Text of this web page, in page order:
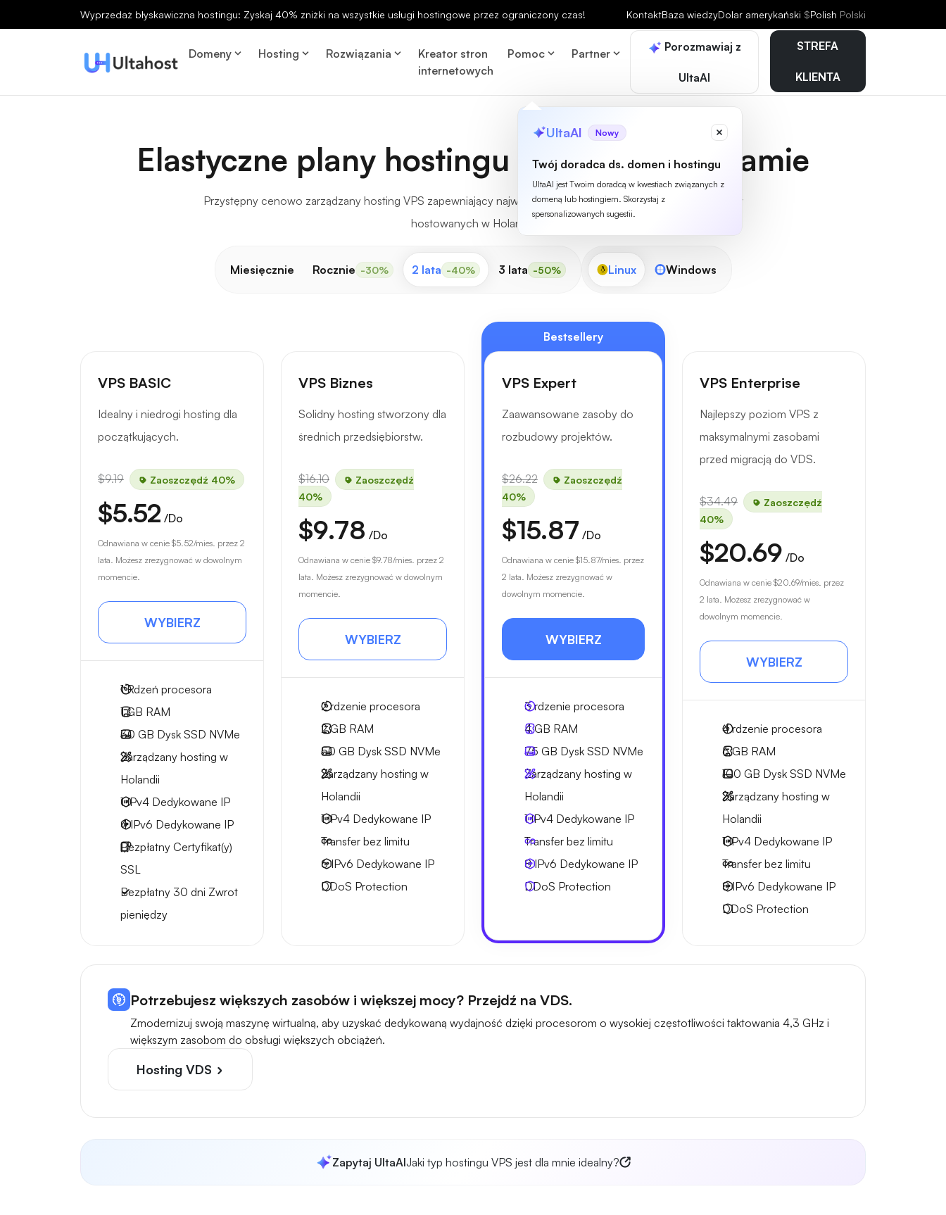
Wyprzedaż błyskawiczna hostingu: Zyskaj 40% zniżki na wszystkie usługi hostingowe przez ograniczony czas! KontaktBaza wiedzyDolar amerykański $Polish Polski
Domeny Hosting Rozwiązania
Kreator stron
internetowych
Pomoc Partner Porozmawiaj z
UltaAI
UltaAI Nowy
Twój doradca ds. domen i hostingu
UltaAI jest Twoim doradcą w kwestiach związanych z
domeną lub hostingiem. Skorzystaj z
spersonalizowanych sugestii.
STREFA
KLIENTA
Elastyczne plany hostingu VPS w Amsterdamie
Przystępny cenowo zarządzany hosting VPS zapewniający najwyższą niezawodność i szybkość dla projektów
hostowanych w Holandii.
Miesięcznie Rocznie -30% 2 lata -40% 3 lata -50% Linux Windows
VPS BASIC
Idealny i niedrogi hosting dla
początkujących.
$9.19 Zaoszczędź 40%
$5.52 /Do
Odnawiana w cenie $5.52/mies. przez 2
lata. Możesz zrezygnować w dowolnym
momencie.
WYBIERZ
1Rdzeń procesora
1 GB RAM
30 GB Dysk SSD NVMe
Zarządzany hosting w
Holandii
1 IPv4 Dedykowane IP
4 IPv6 Dedykowane IP
Bezpłatny Certyfikat(y)
SSL
Bezpłatny 30 dni Zwrot
pieniędzy
VPS Biznes
Solidny hosting stworzony dla
średnich przedsiębiorstw.
$16.10
Zaoszczędź
40%
$9.78 /Do
Odnawiana w cenie $9.78/mies. przez 2
lata. Możesz zrezygnować w dowolnym
momencie.
WYBIERZ
2rdzenie procesora
2 GB RAM
50 GB Dysk SSD NVMe
Zarządzany hosting w
Holandii
1 IPv4 Dedykowane IP
Transfer bez limitu
6 IPv6 Dedykowane IP
DDoS Protection
Bestsellery
VPS Expert
Zaawansowane zasoby do
rozbudowy projektów.
$26.22
Zaoszczędź
40%
$15.87 /Do
Odnawiana w cenie $15.87/mies. przez
2 lata. Możesz zrezygnować w
dowolnym momencie.
WYBIERZ
3rdzenie procesora
4 GB RAM
75 GB Dysk SSD NVMe
Zarządzany hosting w
Holandii
1 IPv4 Dedykowane IP
Transfer bez limitu
8 IPv6 Dedykowane IP
DDoS Protection
VPS Enterprise
Najlepszy poziom VPS z
maksymalnymi zasobami
przed migracją do VDS.
$34.49
Zaoszczędź
40%
$20.69 /Do
Odnawiana w cenie $20.69/mies. przez
2 lata. Możesz zrezygnować w
dowolnym momencie.
WYBIERZ
4rdzenie procesora
6 GB RAM
100 GB Dysk SSD NVMe
Zarządzany hosting w
Holandii
1 IPv4 Dedykowane IP
Transfer bez limitu
8 IPv6 Dedykowane IP
DDoS Protection
Potrzebujesz większych zasobów i większej mocy? Przejdź na VDS.
Zmodernizuj swoją maszynę wirtualną, aby uzyskać dedykowaną wydajność dzięki procesorom o wysokiej częstotliwości taktowania 4,3 GHz i
większym zasobom do obsługi większych obciążeń.
Hosting VDS
Zapytaj UltaAIJaki typ hostingu VPS jest dla mnie idealny?